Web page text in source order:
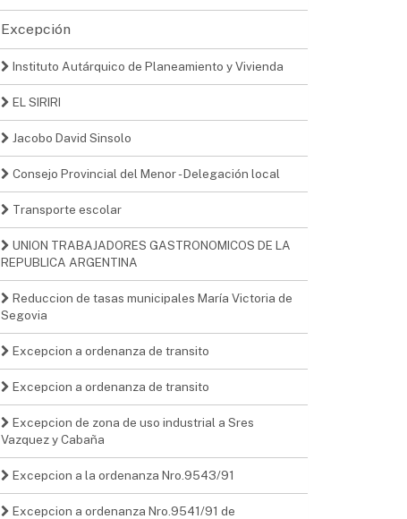
Excepción
Instituto Autárquico de Planeamiento y Vivienda
EL SIRIRI
Jacobo David Sinsolo
Consejo Provincial del Menor - Delegación local
Transporte escolar
UNION TRABAJADORES GASTRONOMICOS DE LA
REPUBLICA ARGENTINA
Reduccion de tasas municipales María Victoria de
Segovia
Excepcion a ordenanza de transito
Excepcion a ordenanza de transito
Excepcion de zona de uso industrial a Sres
Vazquez y Cabaña
Excepcion a la ordenanza Nro.9543/91
Excepcion a ordenanza Nro.9541/91 de